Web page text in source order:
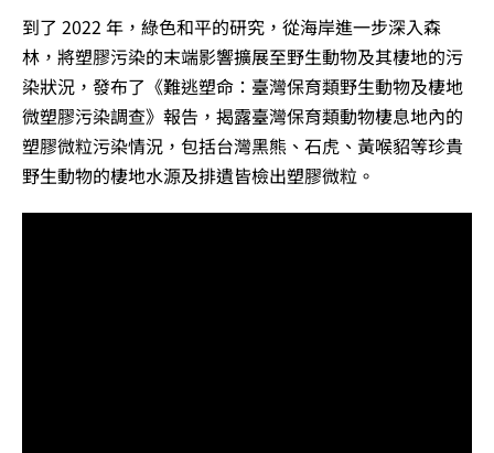
到了 2022 年，綠色和平的研究，從海岸進一步深入森
林，將塑膠污染的末端影響擴展至野生動物及其棲地的污
染狀況，發布了《難逃塑命：臺灣保育類野生動物及棲地
微塑膠污染調查》報告，揭露臺灣保育類動物棲息地內的
塑膠微粒污染情況，包括台灣黑熊、石虎、黃喉貂等珍貴
野生動物的棲地水源及排遺皆檢出塑膠微粒。